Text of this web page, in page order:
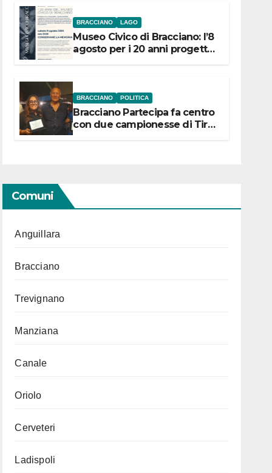
BRACCIANO LAGO
Museo Civico di Bracciano: l’8
agosto per i 20 anni progetto
BRACCIANO POLITICA
Bracciano Partecipa fa centro
con due campionesse di Tiro
Comuni
Anguillara
Bracciano
Trevignano
Manziana
Canale
Oriolo
Cerveteri
Ladispoli